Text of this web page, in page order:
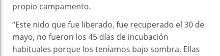
propio campamento.
“Este nido que fue liberado, fue recuperado el 30 de
mayo, no fueron los 45 días de incubación
habituales porque los teníamos bajo sombra. Ellas